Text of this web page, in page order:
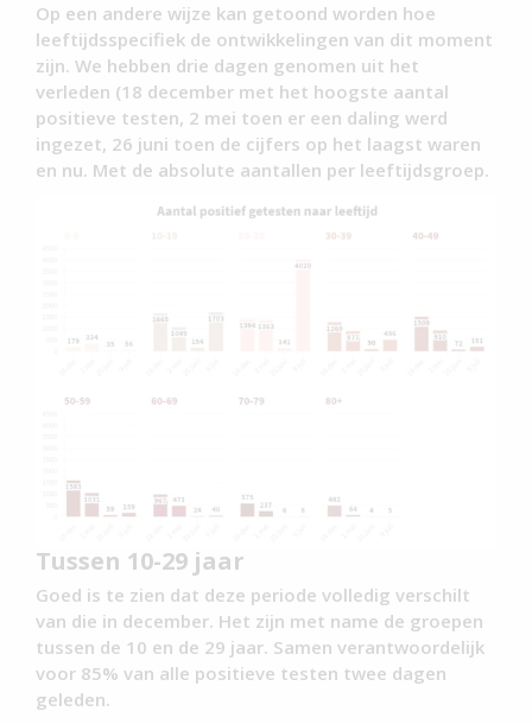
Op een andere wijze kan getoond worden hoe
leeftijdsspecifiek de ontwikkelingen van dit moment
zijn. We hebben drie dagen genomen uit het
verleden (18 december met het hoogste aantal
positieve testen, 2 mei toen er een daling werd
ingezet, 26 juni toen de cijfers op het laagst waren
en nu. Met de absolute aantallen per leeftijdsgroep.
Tussen 10-29 jaar
Goed is te zien dat deze periode volledig verschilt
van die in december. Het zijn met name de groepen
tussen de 10 en de 29 jaar. Samen verantwoordelijk
voor 85% van alle positieve testen twee dagen
geleden.